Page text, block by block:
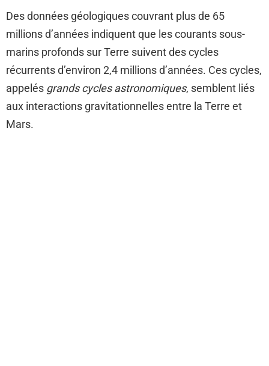
Des données géologiques couvrant plus de 65
millions d’années indiquent que les courants sous-
marins profonds sur Terre suivent des cycles
récurrents d’environ 2,4 millions d’années. Ces cycles,
appelés grands cycles astronomiques, semblent liés
aux interactions gravitationnelles entre la Terre et
Mars.